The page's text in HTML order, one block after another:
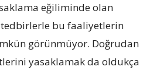
eğiliminde olan
bu faaliyetlerin
görünmüyor. Doğrudan
yasaklamak da oldukça